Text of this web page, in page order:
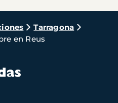
Tarragona
en Reus